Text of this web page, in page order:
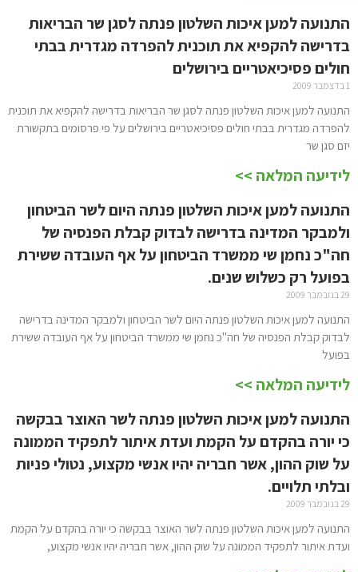
התנועה למען איכות השלטון פנתה לסגן שר הבריאות
בדרישה להקפיא את תוכנית להפרדה מגדרית בבתי
חולים פסיכיאטריים בירושלים
1 בדצמבר 2009
התנועה למען איכות השלטון פנתה לסגן שר הבריאות בדרישה להקפיא את תוכנית
להפרדה מגדרית בבתי חולים פסיכיאטריים בירושלים על פי פרסומים בתקשורת
יזם סגן שר
לידיעה המלאה >>
התנועה למען איכות השלטון פנתה היום לשר הביטחון
ולמבקר המדינה בדרישה לבדוק קבלת הפנסיה של
חה"כ נחמן שי ממשרד הביטחון על אף העובדה ששירת
בפועל רק כשלוש שנים.
29 בנובמבר 2009
התנועה למען איכות השלטון פנתה היום לשר הביטחון ולמבקר המדינה בדרישה
לבדוק קבלת הפנסיה של חה"כ נחמן שי ממשרד הביטחון על אף העובדה ששירת
בפועל
לידיעה המלאה >>
התנועה למען איכות השלטון פנתה לשר האוצר בבקשה
כי יורה בהקדם על הקמת ועדת איתור לתפקיד הממונה
על שוק ההון, אשר חבריה יהיו אנשי מקצוע, נטולי פניות
ובלתי תלויים.
29 בנובמבר 2009
התנועה למען איכות השלטון פנתה לשר האוצר בבקשה כי יורה בהקדם על הקמת
ועדת איתור לתפקיד הממונה על שוק ההון, אשר חבריה יהיו אנשי מקצוע,